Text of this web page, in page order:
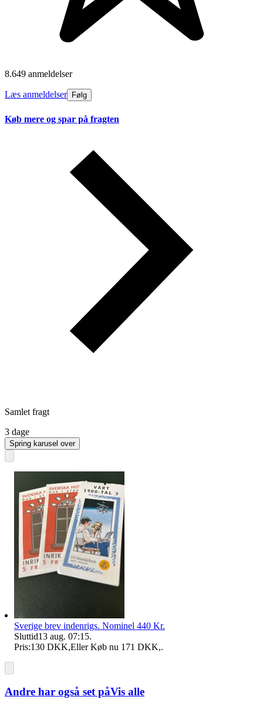
8.649 anmeldelser
Læs anmeldelser Følg
Køb mere og spar på fragten
Samlet fragt
3 dage
Spring karusel over
Sverige brev indenrigs. Nominel 440 Kr.
Sluttid13 aug. 07:15.
Pris:130 DKK,Eller Køb nu 171 DKK,.
Andre har også set påVis alle